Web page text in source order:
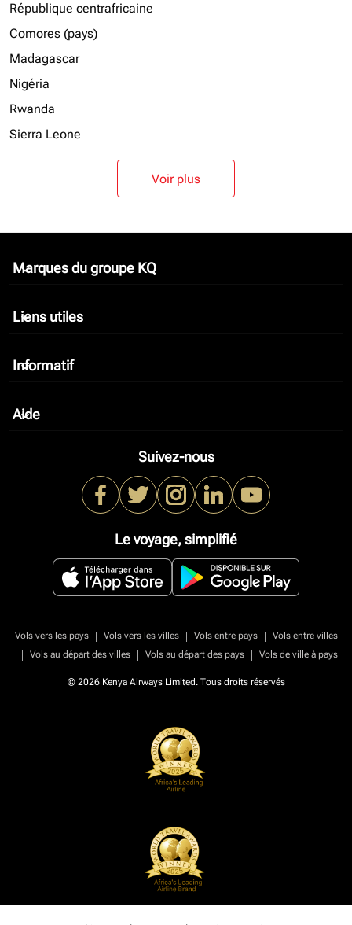
République centrafricaine
Comores (pays)
Madagascar
Nigéria
Rwanda
Sierra Leone
Voir plus
Marques du groupe KQ
keyboard_arrow_down
Liens utiles
keyboard_arrow_down
Informatif
keyboard_arrow_down
Aide
keyboard_arrow_down
Suivez-nous
Le voyage, simplifié
Vols vers les pays | Vols vers les villes | Vols entre pays |
Vols entre villes
|
Vols au départ des villes | Vols au départ des pays | Vols de ville à pays
© 2026 Kenya Airways Limited. Tous droits réservés